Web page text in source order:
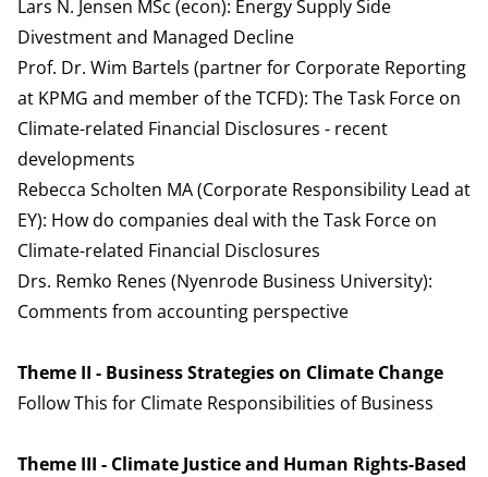
Lars N. Jensen MSc (econ): Energy Supply Side
Divestment and Managed Decline
Prof. Dr. Wim Bartels (partner for Corporate Reporting
at KPMG and member of the TCFD): The Task Force on
Climate-related Financial Disclosures - recent
developments
Rebecca Scholten MA (Corporate Responsibility Lead at
EY): How do companies deal with the Task Force on
Climate-related Financial Disclosures
Drs. Remko Renes (Nyenrode Business University):
Comments from accounting perspective
Theme II - Business Strategies on Climate Change
Follow This for Climate Responsibilities of Business
Theme III - Climate Justice and Human Rights-Based